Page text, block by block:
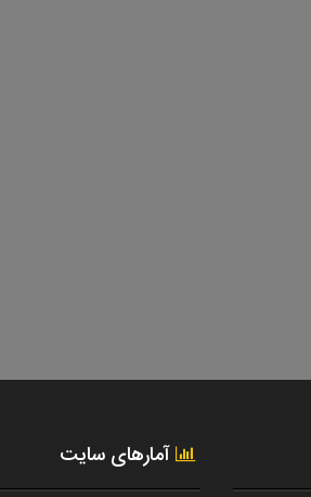
آمارهای سایت